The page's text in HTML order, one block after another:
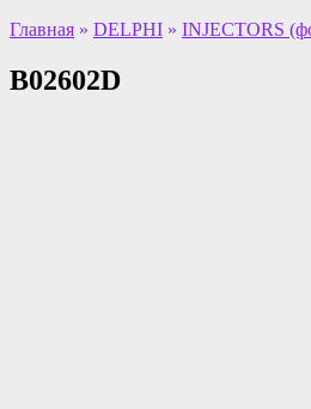
Главная » DELPHI » INJECTORS
B02602D